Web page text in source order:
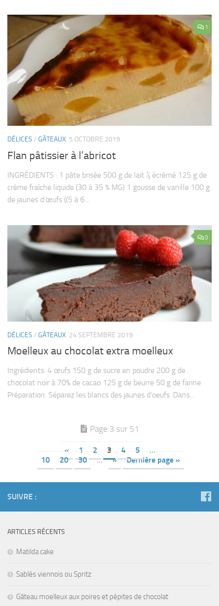
1
DÉLICES / GÂTEAUX 5 OCTOBRE 2019
Flan pâtissier à l’abricot
INGRÉDIENTS : 1 pâte brisée 500 g de lait ½ écrémé 125 g de
crème fraîche liquide (30 à 35 % MG) 1 gousse de vanille 100 g
de jaunes d’œufs ((5 à 6...
0
DÉLICES / GÂTEAUX 24 SEPTEMBRE 2019
Moelleux au chocolat extra moelleux
Ingrédients: 4 œufs 150 g de sucre en poudre 200 g de
chocolat noir à 70% de cacao 125 g de beurre 50 g de farine
Préparation: Séparez les blancs des jaunes d’oeufs. Dans...
Page 3 sur 51
« 1 2 3 4 5
…
10
20 30 … » Dernière page »
SUIVRE :
ARTICLES RÉCENTS
Matilda cake
Sablés viennois ou Spritz
Gâteau moelleux aux poires et pépites de chocolat